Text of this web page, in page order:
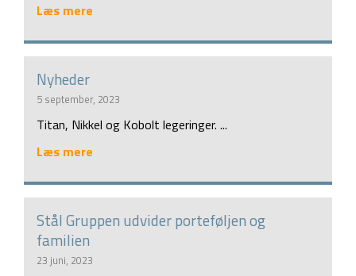
Læs mere
Nyheder
5 september, 2023
Titan, Nikkel og Kobolt legeringer. ...
Læs mere
Stål Gruppen udvider porteføljen og
familien
23 juni, 2023